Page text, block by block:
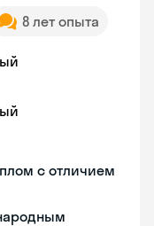
8 лет опыта
с отличием